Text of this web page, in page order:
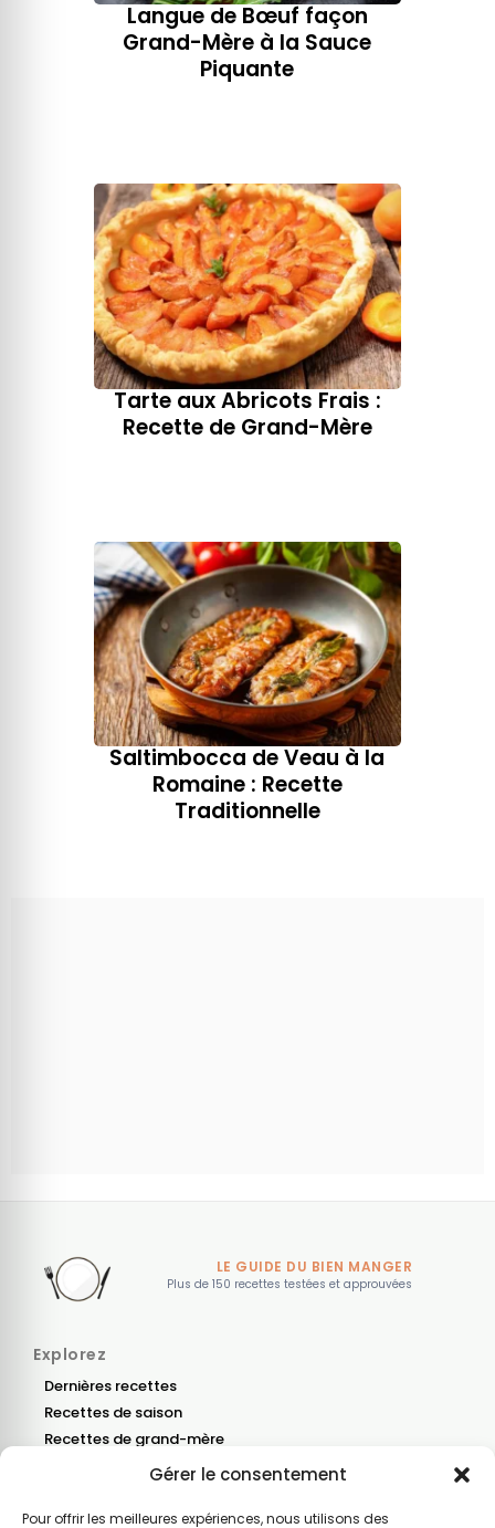
Gérer le consentement
Pour offrir les meilleures expériences, nous utilisons des
Langue de Bœuf façon
Grand-Mère​ à la Sauce
Piquante
Tarte aux Abricots Frais :
Recette de Grand-Mère
Saltimbocca de Veau à la
Romaine : Recette
Traditionnelle
LE GUIDE DU BIEN MANGER
Plus de 150 recettes testées et approuvées
Explorez
Dernières recettes
Recettes de saison
Recettes de grand-mère
Nous contacter